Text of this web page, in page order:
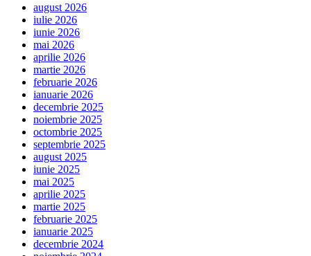
august 2026
iulie 2026
iunie 2026
mai 2026
aprilie 2026
martie 2026
februarie 2026
ianuarie 2026
decembrie 2025
noiembrie 2025
octombrie 2025
septembrie 2025
august 2025
iunie 2025
mai 2025
aprilie 2025
martie 2025
februarie 2025
ianuarie 2025
decembrie 2024